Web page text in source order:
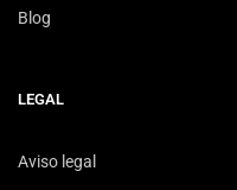
Blog
LEGAL
Aviso legal